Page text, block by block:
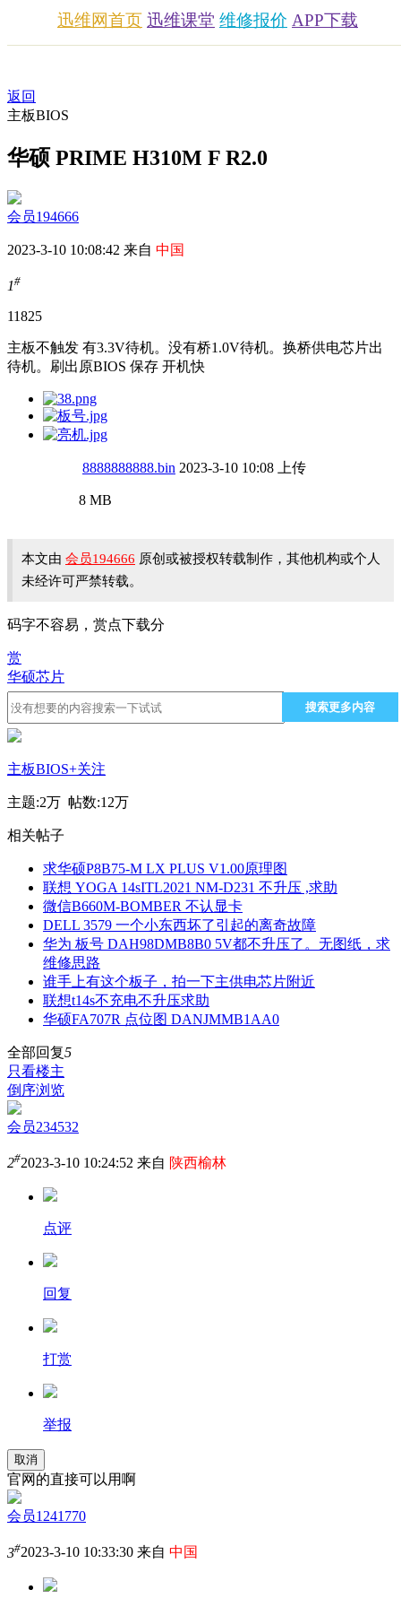
迅维网首页 迅维课堂 维修报价 APP下载
返回
主板BIOS
华硕 PRIME H310M F R2.0
会员194666
2023-3-10 10:08:42 来自 中国
1#
11825
主板不触发 有3.3V待机。没有桥1.0V待机。换桥供电芯片出
待机。刷出原BIOS 保存 开机快
8888888888.bin 2023-3-10 10:08 上传
8 MB
本文由 会员194666 原创或被授权转载制作，其他机构或个人
未经许可严禁转载。
码字不容易，赏点下载分
赏
华硕芯片
搜索更多内容
主板BIOS+关注
主题:2万 帖数:12万
相关帖子
求华硕P8B75-M LX PLUS V1.00原理图
联想 YOGA 14sITL2021 NM-D231 不升压 ,求助
微信B660M-BOMBER 不认显卡
DELL 3579 一个小东西坏了引起的离奇故障
华为 板号 DAH98DMB8B0 5V都不升压了。无图纸，求
维修思路
谁手上有这个板子，拍一下主供电芯片附近
联想t14s不充电不升压求助
华硕FA707R 点位图 DANJMMB1AA0
全部回复5
只看楼主
倒序浏览
会员234532
2#2023-3-10 10:24:52 来自 陕西榆林
点评
回复
打赏
举报
取消
官网的直接可以用啊
会员1241770
3#2023-3-10 10:33:30 来自 中国